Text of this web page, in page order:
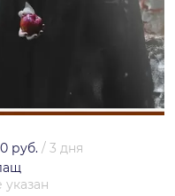
руб. / 3 дня
указан